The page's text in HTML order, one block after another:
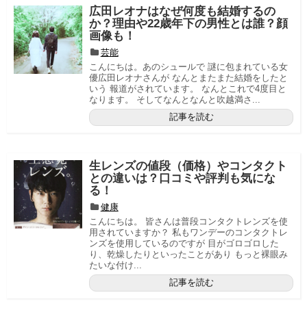
広田レオナはなぜ何度も結婚するの
か？理由や22歳年下の男性とは誰？顔
画像も！
芸能
こんにちは。あのシュールで 謎に包まれている女
優広田レオナさんが なんとまたまた結婚をしたと
いう 報道がされています。 なんとこれで4度目と
なります。 そしてなんとなんと吹越満さ...
記事を読む
生レンズの値段（価格）やコンタクト
との違いは？口コミや評判も気にな
る！
健康
こんにちは。 皆さんは普段コンタクトレンズを使
用されていますか？ 私もワンデーのコンタクトレ
ンズを使用しているのですが 目がゴロゴロした
り、乾燥したりといったことがあり もっと裸眼み
たいな付け...
記事を読む